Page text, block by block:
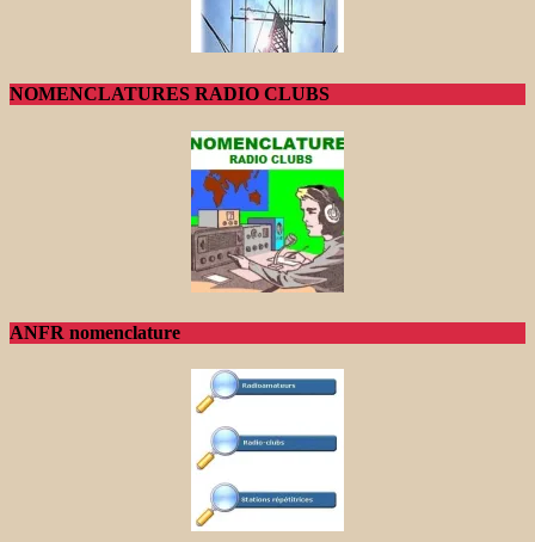
NOMENCLATURES RADIO CLUBS
ANFR nomenclature